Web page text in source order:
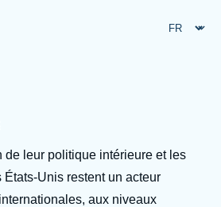
de leur politique intérieure et les
Unis restent un acteur
aux niveaux